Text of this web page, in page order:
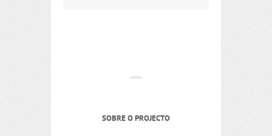
SOBRE O PROJECTO